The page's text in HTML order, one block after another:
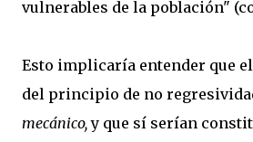
vulnerables de la población"
Esto implicaría entender que
del principio de no
mecánico,y que sí serían